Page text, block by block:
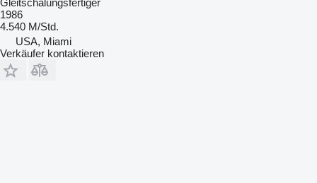
Gleitschalungsfertiger
1986
4.540 M/Std.
USA, Miami
Verkäufer kontaktieren